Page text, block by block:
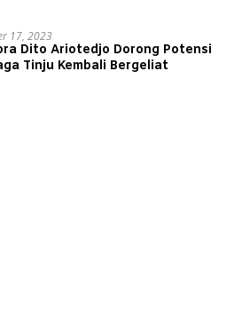
17, 2023
Dito Ariotedjo Dorong Potensi
Tinju Kembali Bergeliat